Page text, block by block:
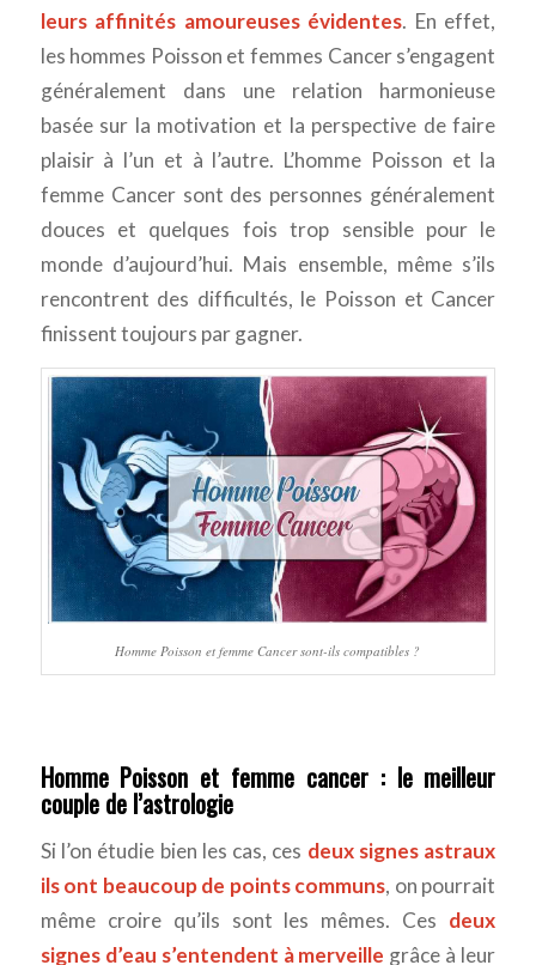
leurs affinités amoureuses évidentes. En effet,
les hommes Poisson et femmes Cancer s’engagent
généralement dans une relation harmonieuse
basée sur la motivation et la perspective de faire
plaisir à l’un et à l’autre. L’homme Poisson et la
femme Cancer sont des personnes généralement
douces et quelques fois trop sensible pour le
monde d’aujourd’hui. Mais ensemble, même s’ils
rencontrent des difficultés, le Poisson et Cancer
finissent toujours par gagner.
Homme Poisson et femme Cancer sont-ils compatibles ?
Homme Poisson et femme cancer : le meilleur
couple de l’astrologie
Si l’on étudie bien les cas, ces deux signes astraux
ils ont beaucoup de points communs, on pourrait
même croire qu’ils sont les mêmes. Ces deux
signes d’eau s’entendent à merveille grâce à leur